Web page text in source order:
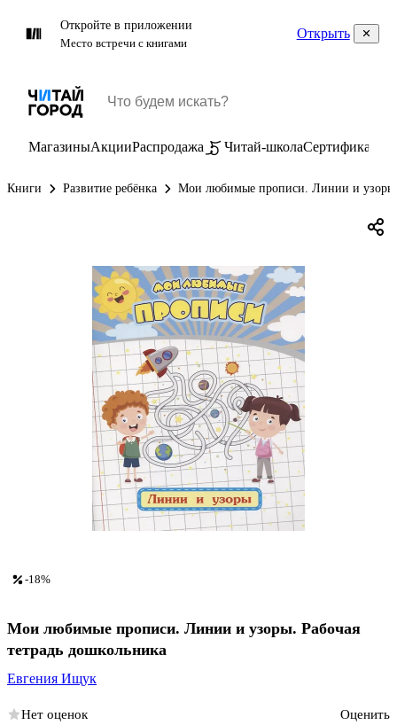
Откройте в приложении
Место встречи с книгами
Открыть
МагазиныАкцииРаспродажа Читай-школаСертификаты
Книги Развитие ребёнка Мои любимые прописи. Линии и узоры.
-18%
Мои любимые прописи. Линии и узоры. Рабочая
тетрадь дошкольника
Евгения Ищук
Нет оценок
Оценить